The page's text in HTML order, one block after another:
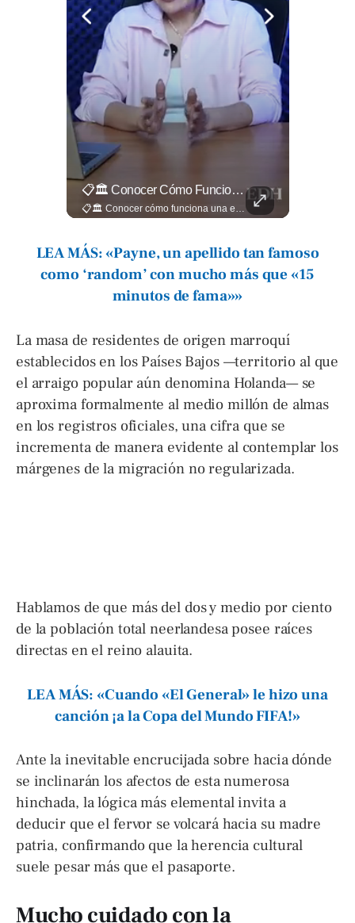
📋🏛️ Conocer Cómo Funciona Una Entrevista Consular Puede Marcar La Diferencia.
📋🏛️ Conocer cómo funciona una entrevista consular puede marcar la diferencia. Desde la información que el oficial revisa antes de recibirte hasta la importancia de responder con naturalidad y coherencia, una buena preparación puede darte mayor confianza al momento de acudir a la Embajada. Más detalles sobre migración en ➡️ eldiariodehoy.com
LEA MÁS: «Payne, un apellido tan famoso
como ‘random’ con mucho más que «15
minutos de fama»»
La masa de residentes de origen marroquí
establecidos en los Países Bajos —territorio al que
el arraigo popular aún denomina Holanda— se
aproxima formalmente al medio millón de almas
en los registros oficiales, una cifra que se
incrementa de manera evidente al contemplar los
márgenes de la migración no regularizada.
Hablamos de que más del dos y medio por ciento
de la población total neerlandesa posee raíces
directas en el reino alauita.
LEA MÁS: «Cuando «El General» le hizo una
canción ¡a la Copa del Mundo FIFA!»
Ante la inevitable encrucijada sobre hacia dónde
se inclinarán los afectos de esta numerosa
hinchada, la lógica más elemental invita a
deducir que el fervor se volcará hacia su madre
patria, confirmando que la herencia cultural
suele pesar más que el pasaporte.
Mucho cuidado con la